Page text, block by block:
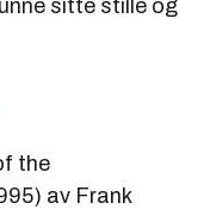
sitte stille og
the
av Frank